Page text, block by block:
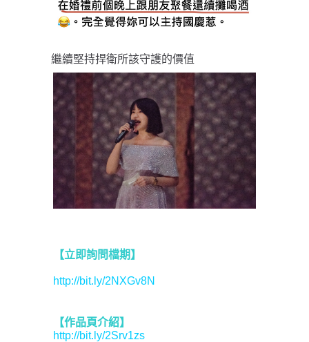
繼續堅持捍衛所該守護的價值
【立即詢問檔期】
http://bit.ly/2NXGv8N
【作品頁介紹】
http://bit.ly/2Srv1zs